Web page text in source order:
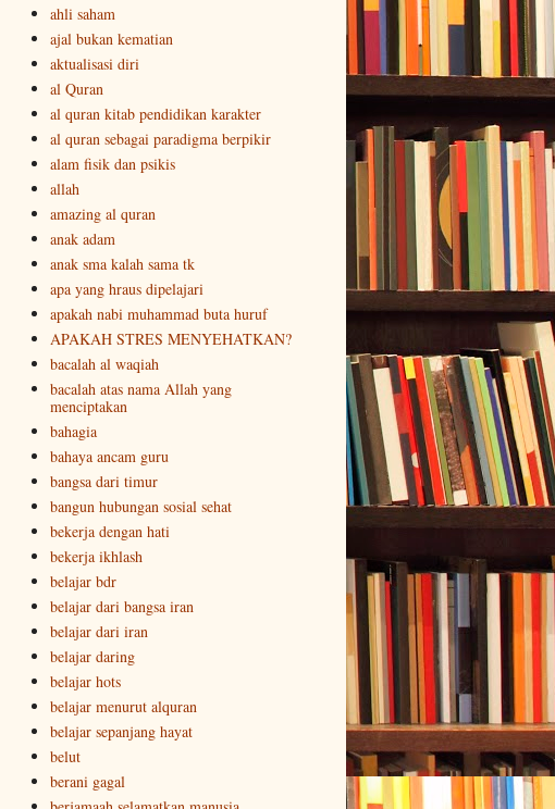
ahli saham
ajal bukan kematian
aktualisasi diri
al Quran
al quran kitab pendidikan karakter
al quran sebagai paradigma berpikir
alam fisik dan psikis
allah
amazing al quran
anak adam
anak sma kalah sama tk
apa yang hraus dipelajari
apakah nabi muhammad buta huruf
APAKAH STRES MENYEHATKAN?
bacalah al waqiah
bacalah atas nama Allah yang
menciptakan
bahagia
bahaya ancam guru
bangsa dari timur
bangun hubungan sosial sehat
bekerja dengan hati
bekerja ikhlash
belajar bdr
belajar dari bangsa iran
belajar dari iran
belajar daring
belajar hots
belajar menurut alquran
belajar sepanjang hayat
belut
berani gagal